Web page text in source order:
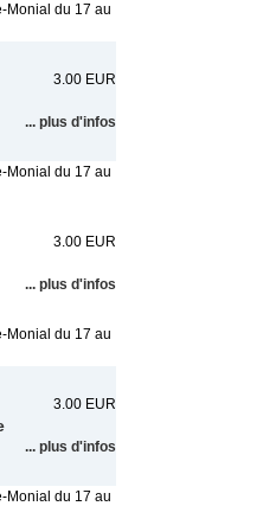
Monial du 17 au
3.00 EUR
... plus d'infos
Monial du 17 au
3.00 EUR
... plus d'infos
Monial du 17 au
3.00 EUR
... plus d'infos
Monial du 17 au